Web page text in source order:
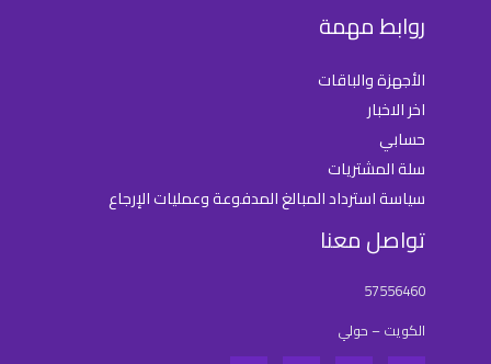
روابط مهمة
الأجهزة والباقات
اخر الاخبار
حسابي
سلة المشتريات
سياسة استرداد المبالغ المدفوعة وعمليات الإرجاع
تواصل معنا
57556460
الكويت – حولي